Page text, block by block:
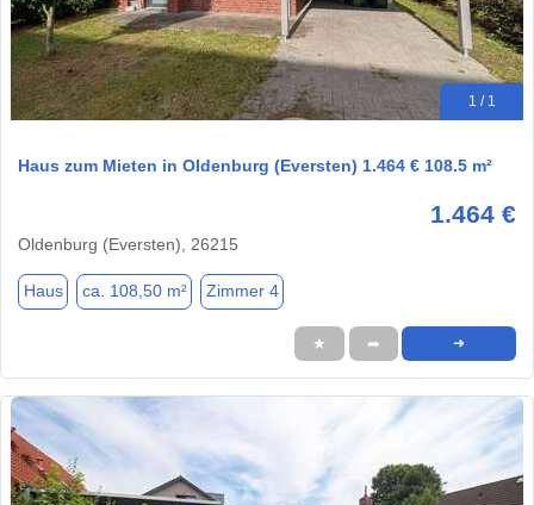
1 / 1
Haus zum Mieten in Oldenburg (Eversten) 1.464 € 108.5 m²
1.464 €
Oldenburg (Eversten), 26215
Haus ca. 108,50 m² Zimmer 4
★ ➦ ➜